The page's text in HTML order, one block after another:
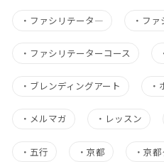
・ ファシリテータ― ・ ファ
・ ファシリテーターコース
・ ブレンディングアート ・
・ メルマガ ・ レッスン
・ 五行 ・京都 ・京都